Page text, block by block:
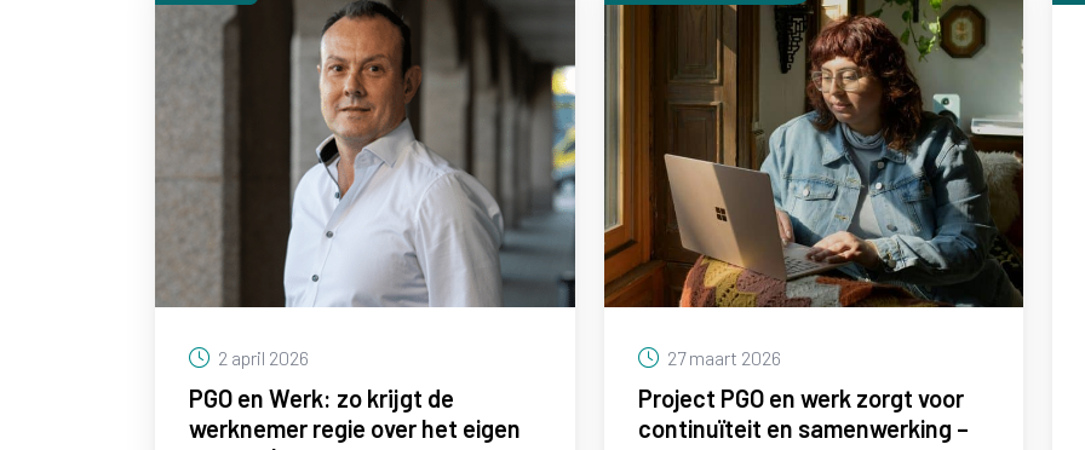
PGO en Werk: zo krijgt de
werknemer regie over het eigen
2 april 2026
Project PGO en werk zorgt voor
continuïteit en samenwerking –
27 maart 2026